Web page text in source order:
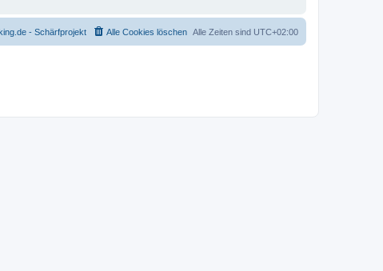
Alle Zeiten sind UTC+02:00
Alle Cookies löschen
- Schärfprojekt